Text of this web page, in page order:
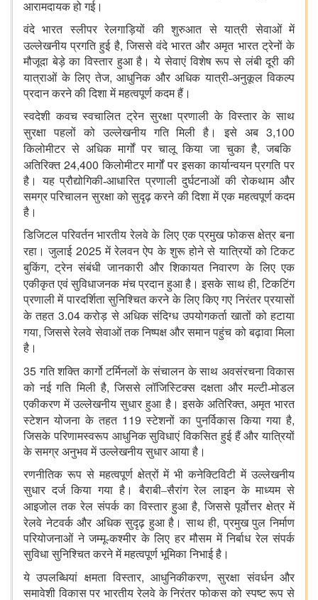
आरामदायक हो गई।
वंदे भारत स्लीपर रेलगाड़ियों की शुरुआत से यात्री सेवाओं में
उल्लेखनीय प्रगति हुई है,जिससे वंदे भारत और अमृत भारत ट्रेनों के
मौजूदा बेड़े का विस्तार हुआ है। ये सेवाएं विशेष रूप से लंबी दूरी की
यात्राओं के लिए तेज, आधुनिक और अधिक यात्री-अनुकूल विकल्प
प्रदान करने की दिशा में महत्वपूर्ण कदम हैं।
स्वदेशी कवच स्वचालित ट्रेन सुरक्षा प्रणाली के विस्तार के साथ
सुरक्षा पहलों को उल्लेखनीय गति मिली है। इसे अब 3,100
किलोमीटर से अधिक मार्गों पर चालू किया जा चुका है,जबकि
अतिरिक्त 24,400 किलोमीटर मार्गों पर इसका कार्यान्वयन प्रगति पर
है। यह प्रौद्योगिकी-आधारित प्रणाली दुर्घटनाओं की रोकथाम और
समग्र परिचालन सुरक्षा को सुदृढ़ करने की दिशा में एक महत्वपूर्ण कदम
है।
डिजिटल परिवर्तन भारतीय रेलवे के लिए एक प्रमुख फोकस क्षेत्र बना
रहा। जुलाई 2025में रेलवन ऐप के शुरू होने से यात्रियों को टिकट
बुकिंग,ट्रेन संबंधी जानकारी और शिकायत निवारण के लिए एक
एकीकृत एवं सुविधाजनक मंच प्रदान हुआ है। इसके साथ ही,टिकटिंग
प्रणाली में पारदर्शिता सुनिश्चित करने के लिए किए गए निरंतर प्रयासों
के तहत 3.04करोड़ से अधिक संदिग्ध उपयोगकर्ता खातों को हटाया
गया,जिससे रेलवे सेवाओं तक निष्पक्ष और समान पहुंच को बढ़ावा मिला
है।
35 गति शक्ति कार्गो टर्मिनलों के संचालन के साथ अवसंरचना विकास
को नई गति मिली है,जिससे लॉजिस्टिक्स दक्षता और मल्टी-मोडल
एकीकरण में उल्लेखनीय सुधार हुआ है। इसके अतिरिक्त, अमृत भारत
स्टेशन योजना के तहत 119 स्टेशनों का पुनर्विकास किया गया है,
जिसके परिणामस्वरूप आधुनिक सुविधाएं विकसित हुई हैं और यात्रियों
के समग्र अनुभव में उल्लेखनीय सुधार आया है।
रणनीतिक रूप से महत्वपूर्ण क्षेत्रों में भी कनेक्टिविटी में उल्लेखनीय
सुधार दर्ज किया गया है। बैराबी–सैरांग रेल लाइन के माध्यम से
आइजोल तक रेल संपर्क का विस्तार हुआ है,जिससे पूर्वोत्तर क्षेत्र में
रेलवे नेटवर्क और अधिक सुदृढ़ हुआ है। साथ ही,प्रमुख पुल निर्माण
परियोजनाओं ने जम्मू-कश्मीर के लिए हर मौसम में निर्बाध रेल संपर्क
सुविधा सुनिश्चित करने में महत्वपूर्ण भूमिका निभाई है।
ये उपलब्धियां क्षमता विस्तार,आधुनिकीकरण,सुरक्षा संवर्धन और
समावेशी विकास पर भारतीय रेलवे के निरंतर फोकस को स्पष्ट रूप से